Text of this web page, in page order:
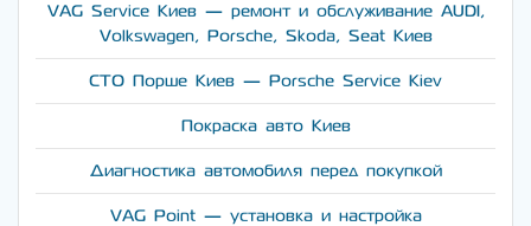
VAG Service Киев — ремонт и обслуживание AUDI,
Volkswagen, Porsche, Skoda, Seat Киев
СТО Порше Киев — Porsche Service Kiev
Покраска авто Киев
Диагностика автомобиля перед покупкой
VAG Point — установка и настройка